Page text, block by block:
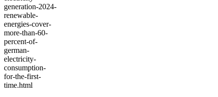
generation-2024-
renewable-
energies-cover-
more-than-60-
percent-of-
german-
electricity-
consumption-
for-the-first-
time.html